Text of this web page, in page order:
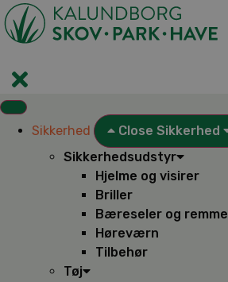
Videre
til
indhold
Sikkerhed Close Sikkerhed
Sikkerhedsudstyr
Hjelme og visirer
Briller
Bæreseler og remme
Høreværn
Tilbehør
Tøj